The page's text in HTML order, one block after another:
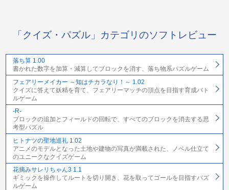
「クイズ・パズル」カテゴリのソフトレビュー
落ち算 1.00
書かれた数字を加算・減算してブロックを消す、落ち物系パズルゲーム
フェアリーメイカー ～知はチカラなり！～ 1.02
クイズに答えて妖精を育て、フェアリーマッチの頂点を目指す育成バト
ルゲーム
-R-
ブロックの追加とフィールドの回転で、すべてのブロックを消去する思
考型パズル
ヒトナツの聖地巡礼 1.02
アニメのモデルとなった土地や建物の写真が満載された、ノベル仕立て
のユニークなクイズゲーム
花摘みサレリちゃん3 1.1
ギミックを操作してルートを切り開き、花を取ってゴールを目指すパズ
ルゲーム